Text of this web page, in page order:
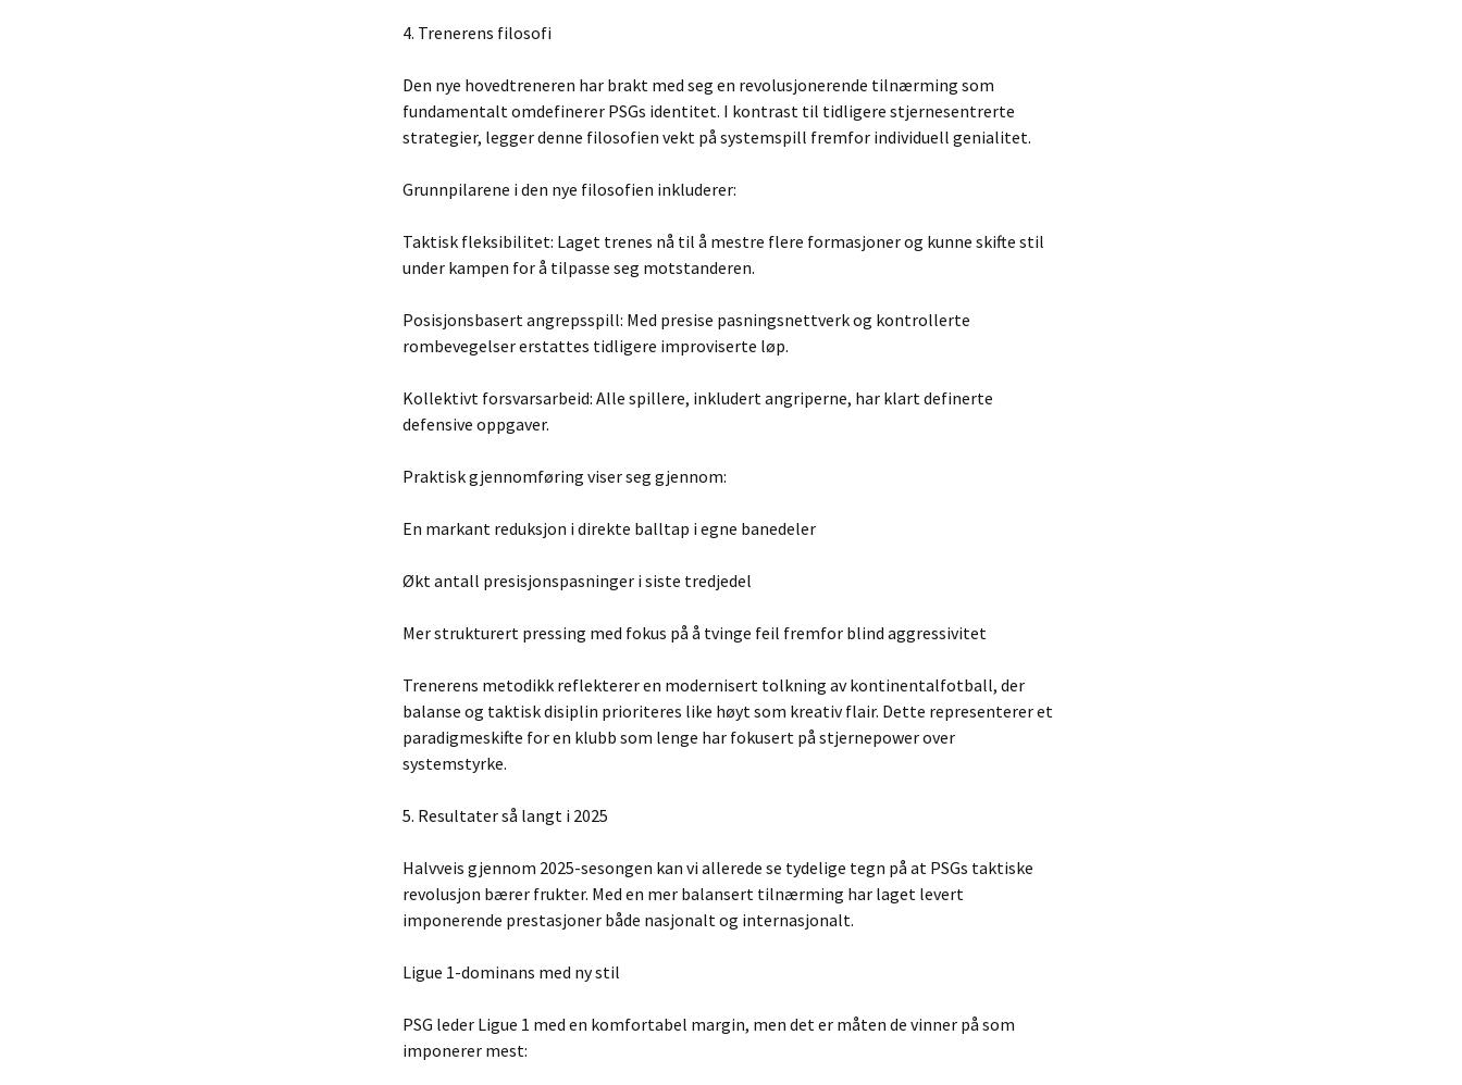
4. Trenerens filosofi
Den nye hovedtreneren har brakt med seg en revolusjonerende tilnærming som
fundamentalt omdefinerer PSGs identitet. I kontrast til tidligere stjernesentrerte
strategier, legger denne filosofien vekt på systemspill fremfor individuell genialitet.
Grunnpilarene i den nye filosofien inkluderer:
Taktisk fleksibilitet: Laget trenes nå til å mestre flere formasjoner og kunne skifte stil
under kampen for å tilpasse seg motstanderen.
Posisjonsbasert angrepsspill: Med presise pasningsnettverk og kontrollerte
rombevegelser erstattes tidligere improviserte løp.
Kollektivt forsvarsarbeid: Alle spillere, inkludert angriperne, har klart definerte
defensive oppgaver.
Praktisk gjennomføring viser seg gjennom:
En markant reduksjon i direkte balltap i egne banedeler
Økt antall presisjonspasninger i siste tredjedel
Mer strukturert pressing med fokus på å tvinge feil fremfor blind aggressivitet
Trenerens metodikk reflekterer en modernisert tolkning av kontinentalfotball, der
balanse og taktisk disiplin prioriteres like høyt som kreativ flair. Dette representerer et
paradigmeskifte for en klubb som lenge har fokusert på stjernepower over
systemstyrke.
5. Resultater så langt i 2025
Halvveis gjennom 2025-sesongen kan vi allerede se tydelige tegn på at PSGs taktiske
revolusjon bærer frukter. Med en mer balansert tilnærming har laget levert
imponerende prestasjoner både nasjonalt og internasjonalt.
Ligue 1-dominans med ny stil
PSG leder Ligue 1 med en komfortabel margin, men det er måten de vinner på som
imponerer mest: